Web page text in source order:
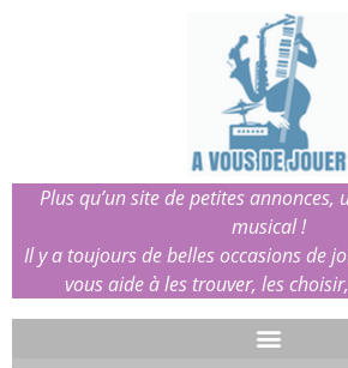
Plus qu’un site de petites annonces,
musical !
Il y a toujours de belles occasions de
vous aide à les trouver, les